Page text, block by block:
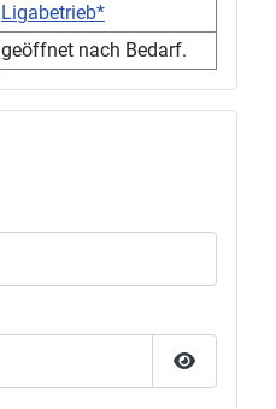
Ligabetrieb*
geöffnet nach Bedarf.
Passwort